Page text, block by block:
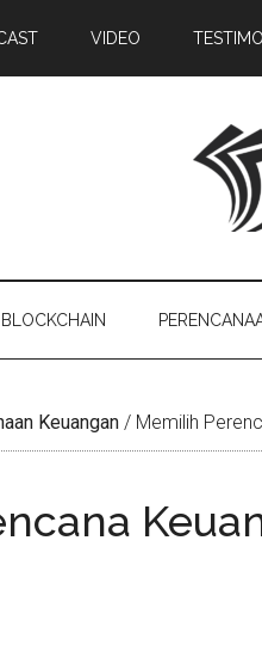
VIDEO
BLOCKCHAIN
Keuangan / Memilih